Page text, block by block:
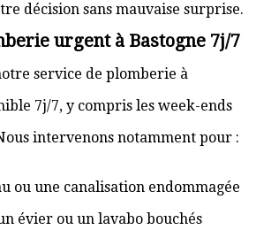
décision sans mauvaise surprise.
urgent à Bastogne 7j/7
service de plomberie à
7j/7, y compris les week-ends
intervenons notamment pour :
ou une canalisation endommagée
évier ou un lavabo bouchés